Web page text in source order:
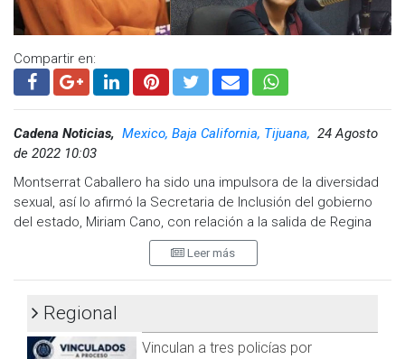
condición especial, por ello agradeció a la Regidora el
interés de promover este tipo de temas.
Compartir en:
Cadena Noticias, Mexico, Baja California, Tijuana, 24 Agosto
de 2022 10:03
Montserrat Caballero ha sido una impulsora de la diversidad
sexual, así lo afirmó la Secretaria de Inclusión del gobierno
del estado, Miriam Cano, con relación a la salida de Regina
Cornejo, de la dirección del departamento de inclusión del
ayuntamiento de Tijuana.
diversidad sexual, en dos periodos en el Congreso ella voto a
favor de la ley" recordó.
Leer más
Regional
Vinculan a tres policías por